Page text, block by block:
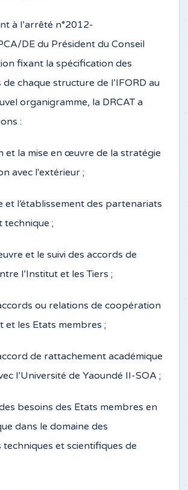
à l’arrêté n°2012-
DE du Président du Conseil
fixant la spécification des
chaque structure de l’IFORD au
organigramme, la DRCAT a
:
et la mise en œuvre de la stratégie
avec l'extérieur ;
et l’établissement des partenariats
technique ;
et le suivi des accords de
l’Institut et les Tiers ;
ou relations de coopération
et les Etats membres ;
de rattachement académique
l’Université de Yaoundé II-SOA ;
besoins des Etats membres en
dans le domaine des
et scientifiques de